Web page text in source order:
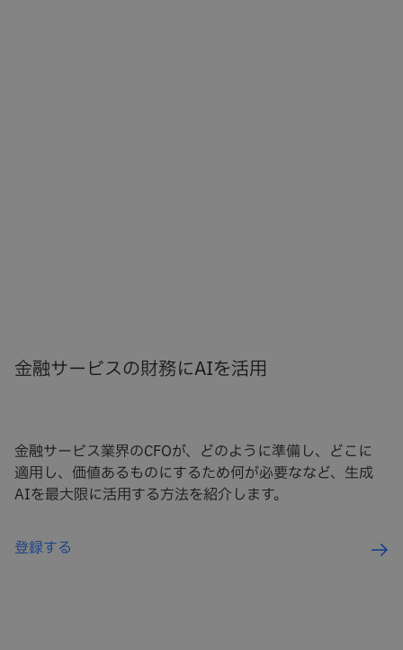
金融サービスの財務にAIを活用
金融サービス業界のCFOが、どのように準備し、どこに
適用し、価値あるものにするため何が必要ななど、生成
AIを最大限に活用する方法を紹介します。
登録する